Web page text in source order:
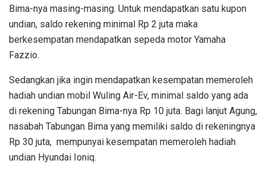
Bima-nya masing-masing. Untuk mendapatkan satu kupon
undian, saldo rekening minimal Rp 2 juta maka
berkesempatan mendapatkan sepeda motor Yamaha
Fazzio.
Sedangkan jika ingin mendapatkan kesempatan memeroleh
hadiah undian mobil Wuling Air-Ev, minimal saldo yang ada
di rekening Tabungan Bima-nya Rp 10 juta. Bagi lanjut Agung,
nasabah Tabungan Bima yang memiliki saldo di rekeningnya
Rp 30 juta, mempunyai kesempatan memeroleh hadiah
undian Hyundai Ioniq.